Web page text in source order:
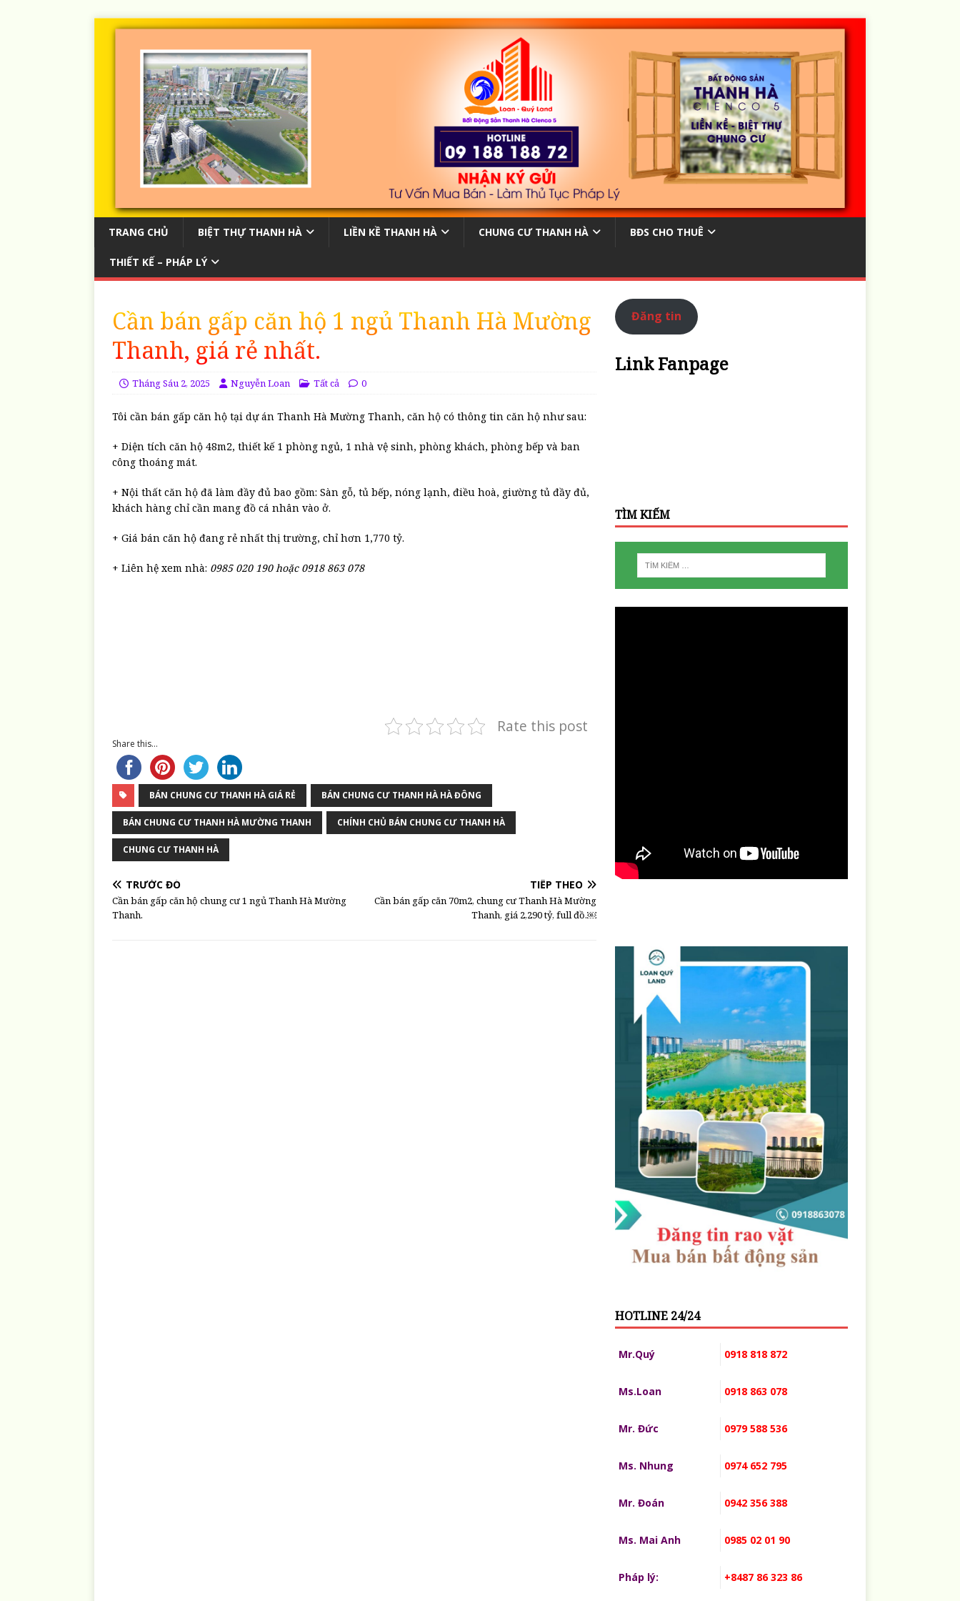
TRANG CHỦ BIỆT THỰ THANH HÀ LIỀN KỀ THANH HÀ CHUNG CƯ THANH HÀ BĐS CHO THUÊ
THIẾT KẾ – PHÁP LÝ
Cần bán gấp căn hộ 1 ngủ Thanh Hà Mường
Thanh, giá rẻ nhất.
Tháng Sáu 2, 2025 Nguyễn Loan Tất cả 0
Tôi cần bán gấp căn hộ tại dự án Thanh Hà Mường Thanh, căn hộ có thông tin căn hộ như sau:
+ Diện tích căn hộ 48m2, thiết kế 1 phòng ngủ, 1 nhà vệ sinh, phòng khách, phòng bếp và ban
công thoáng mát.
+ Nội thất căn hộ đã làm đầy đủ bao gồm: Sàn gỗ, tủ bếp, nóng lạnh, điều hoà, giường tủ đầy đủ,
khách hàng chỉ cần mang đồ cá nhân vào ở.
+ Giá bán căn hộ đang rẻ nhất thị trường, chỉ hơn 1,770 tỷ.
+ Liên hệ xem nhà: 0985 020 190 hoặc 0918 863 078
Rate this post
Share this...
BÁN CHUNG CƯ THANH HÀ GIÁ RẺ BÁN CHUNG CƯ THANH HÀ HÀ ĐÔNG
BÁN CHUNG CƯ THANH HÀ MƯỜNG THANH CHÍNH CHỦ BÁN CHUNG CƯ THANH HÀ
CHUNG CƯ THANH HÀ
TRƯỚC ĐÓ
Cần bán gấp căn hộ chung cư 1 ngủ Thanh Hà Mường
Thanh.
TIẾP THEO
Cần bán gấp căn 70m2, chung cư Thanh Hà Mường
Thanh, giá 2,290 tỷ, full đồ.￼
Đăng tin
Link Fanpage
TÌM KIẾM
HOTLINE 24/24
Mr.Quý 0918 818 872
Ms.Loan 0918 863 078
Mr. Đức 0979 588 536
Ms. Nhung 0974 652 795
Mr. Đoán 0942 356 388
Ms. Mai Anh 0985 02 01 90
Pháp lý: +8487 86 323 86